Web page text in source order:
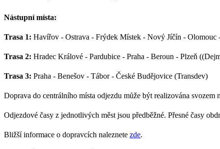
Nástupní místa:
Trasa 1: Havířov - Ostrava - Frýdek Místek - Nový Jíčín -
Trasa 2: Hradec Králové - Pardubice - Praha - Beroun - Plzeň
Trasa 3: Praha - Benešov - Tábor - České Budějovice (Transdev)
Doprava do centrálního místa odjezdu může být realizována
Odjezdové časy z jednotlivých měst jsou předběžné. Přesné časy
Bližší informace o dopravcích naleznete zde.